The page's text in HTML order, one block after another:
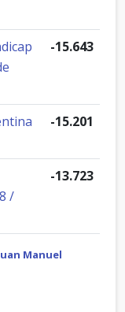
-15.643
-15.201
/
-13.723
Manuel